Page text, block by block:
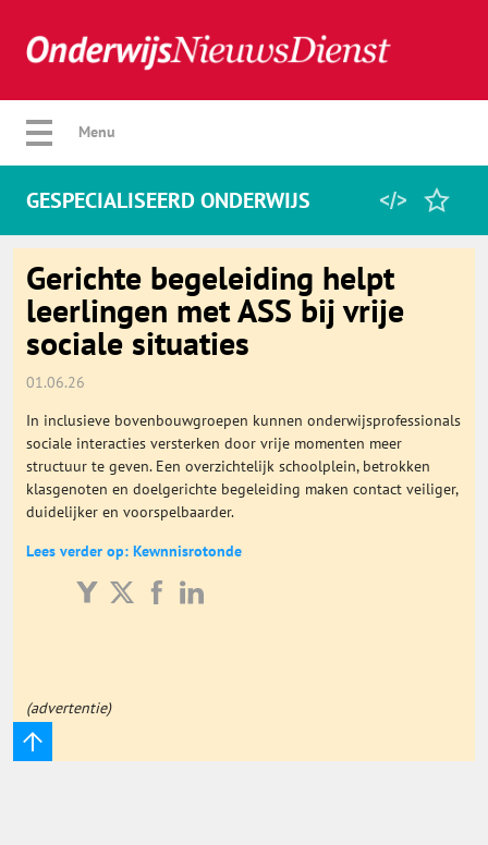
Verberg menu
Home
Favorieten
Algemeen
Onderwijs Totaal
Basisonderwijs
ICT
Menu
GESPECIALISEERD ONDERWIJS
Gerichte begeleiding helpt
leerlingen met ASS bij vrije
sociale situaties
01.06.26
In inclusieve bovenbouwgroepen kunnen onderwijsprofessionals
sociale interacties versterken door vrije momenten meer
structuur te geven. Een overzichtelijk schoolplein, betrokken
klasgenoten en doelgerichte begeleiding maken contact veiliger,
duidelijker en voorspelbaarder.
Lees verder op: Kewnnisrotonde
(advertentie)